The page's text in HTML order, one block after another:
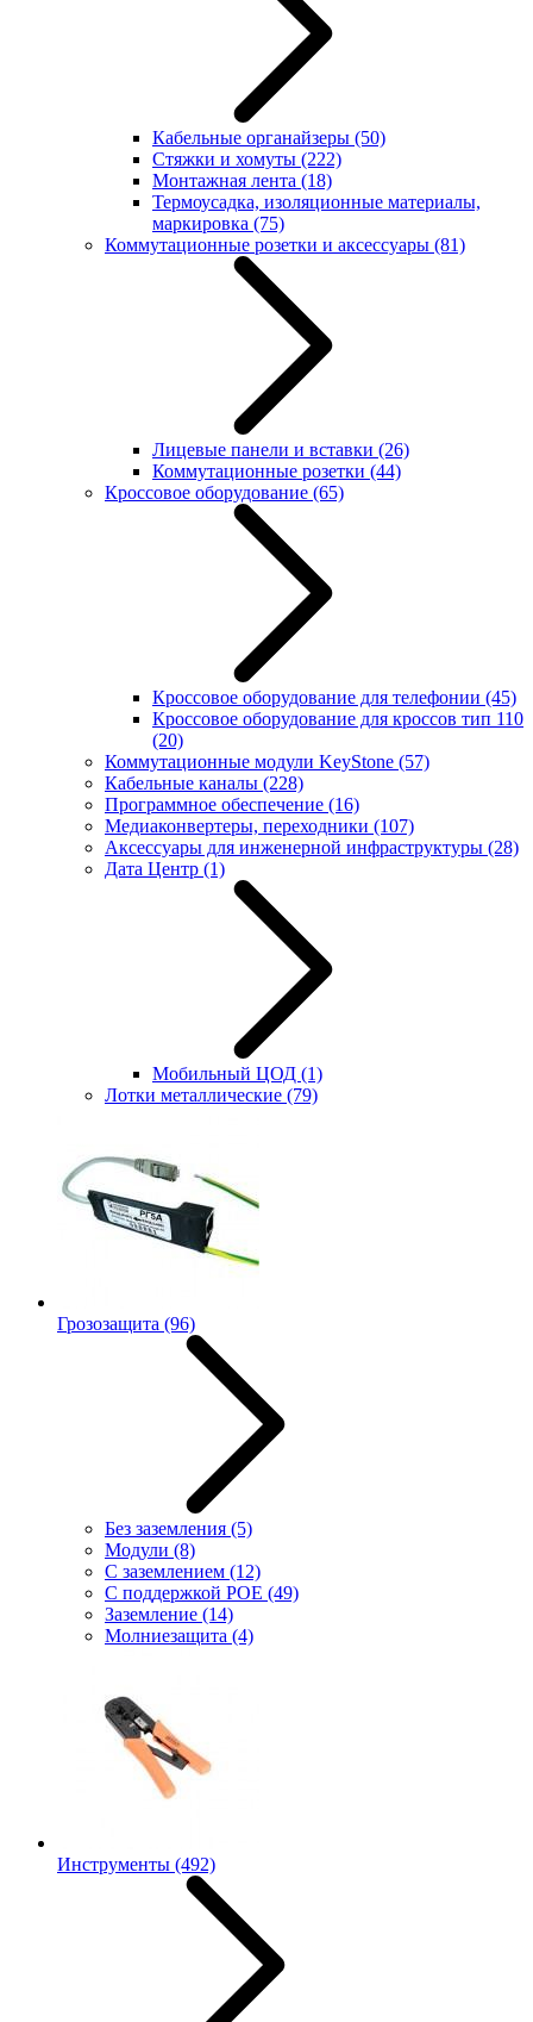
Кабельные органайзеры (50)
Стяжки и хомуты (222)
Монтажная лента (18)
Термоусадка, изоляционные материалы,
маркировка (75)
Коммутационные розетки и аксессуары (81)
Лицевые панели и вставки (26)
Коммутационные розетки (44)
Кроссовое оборудование (65)
Кроссовое оборудование для телефонии (45)
Кроссовое оборудование для кроссов тип 110
(20)
Коммутационные модули KeyStone (57)
Кабельные каналы (228)
Программное обеспечение (16)
Медиаконвертеры, переходники (107)
Аксессуары для инженерной инфраструктуры (28)
Дата Центр (1)
Мобильный ЦОД (1)
Лотки металлические (79)
Грозозащита (96)
Без заземления (5)
Модули (8)
С заземлением (12)
С поддержкой POE (49)
Заземление (14)
Молниезащита (4)
Инструменты (492)